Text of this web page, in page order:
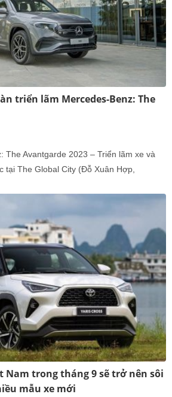
triển lãm Mercedes-Benz: The
The Avantgarde 2023 – Triển lãm xe và
tại The Global City (Đỗ Xuân Hợp,
Nam trong tháng 9 sẽ trở nên sôi
mẫu xe mới